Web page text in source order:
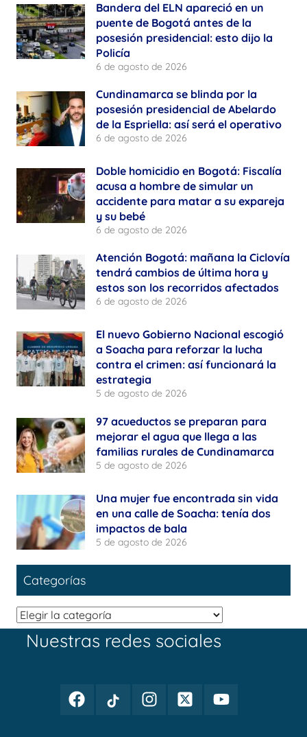
Bandera del ELN apareció en un
puente de Bogotá antes de la
posesión presidencial: esto dijo la
Policía
6 de agosto de 2026
Cundinamarca se blinda por la
posesión presidencial de Abelardo
de la Espriella: así será el operativo
6 de agosto de 2026
Doble homicidio en Bogotá: Fiscalía
acusa a hombre de simular un
accidente para matar a su expareja
y su bebé
6 de agosto de 2026
Atención Bogotá: mañana la Ciclovía
tendrá cambios de última hora y
estos son los recorridos afectados
6 de agosto de 2026
El nuevo Gobierno Nacional escogió
a Soacha para reforzar la lucha
contra el crimen: así funcionará la
estrategia
5 de agosto de 2026
97 acueductos se preparan para
mejorar el agua que llega a las
familias rurales de Cundinamarca
5 de agosto de 2026
Una mujer fue encontrada sin vida
en una calle de Soacha: tenía dos
impactos de bala
5 de agosto de 2026
Categorías
Categorías
Nuestras redes sociales
FacebookTikTok
InstagramTwitterYoutube